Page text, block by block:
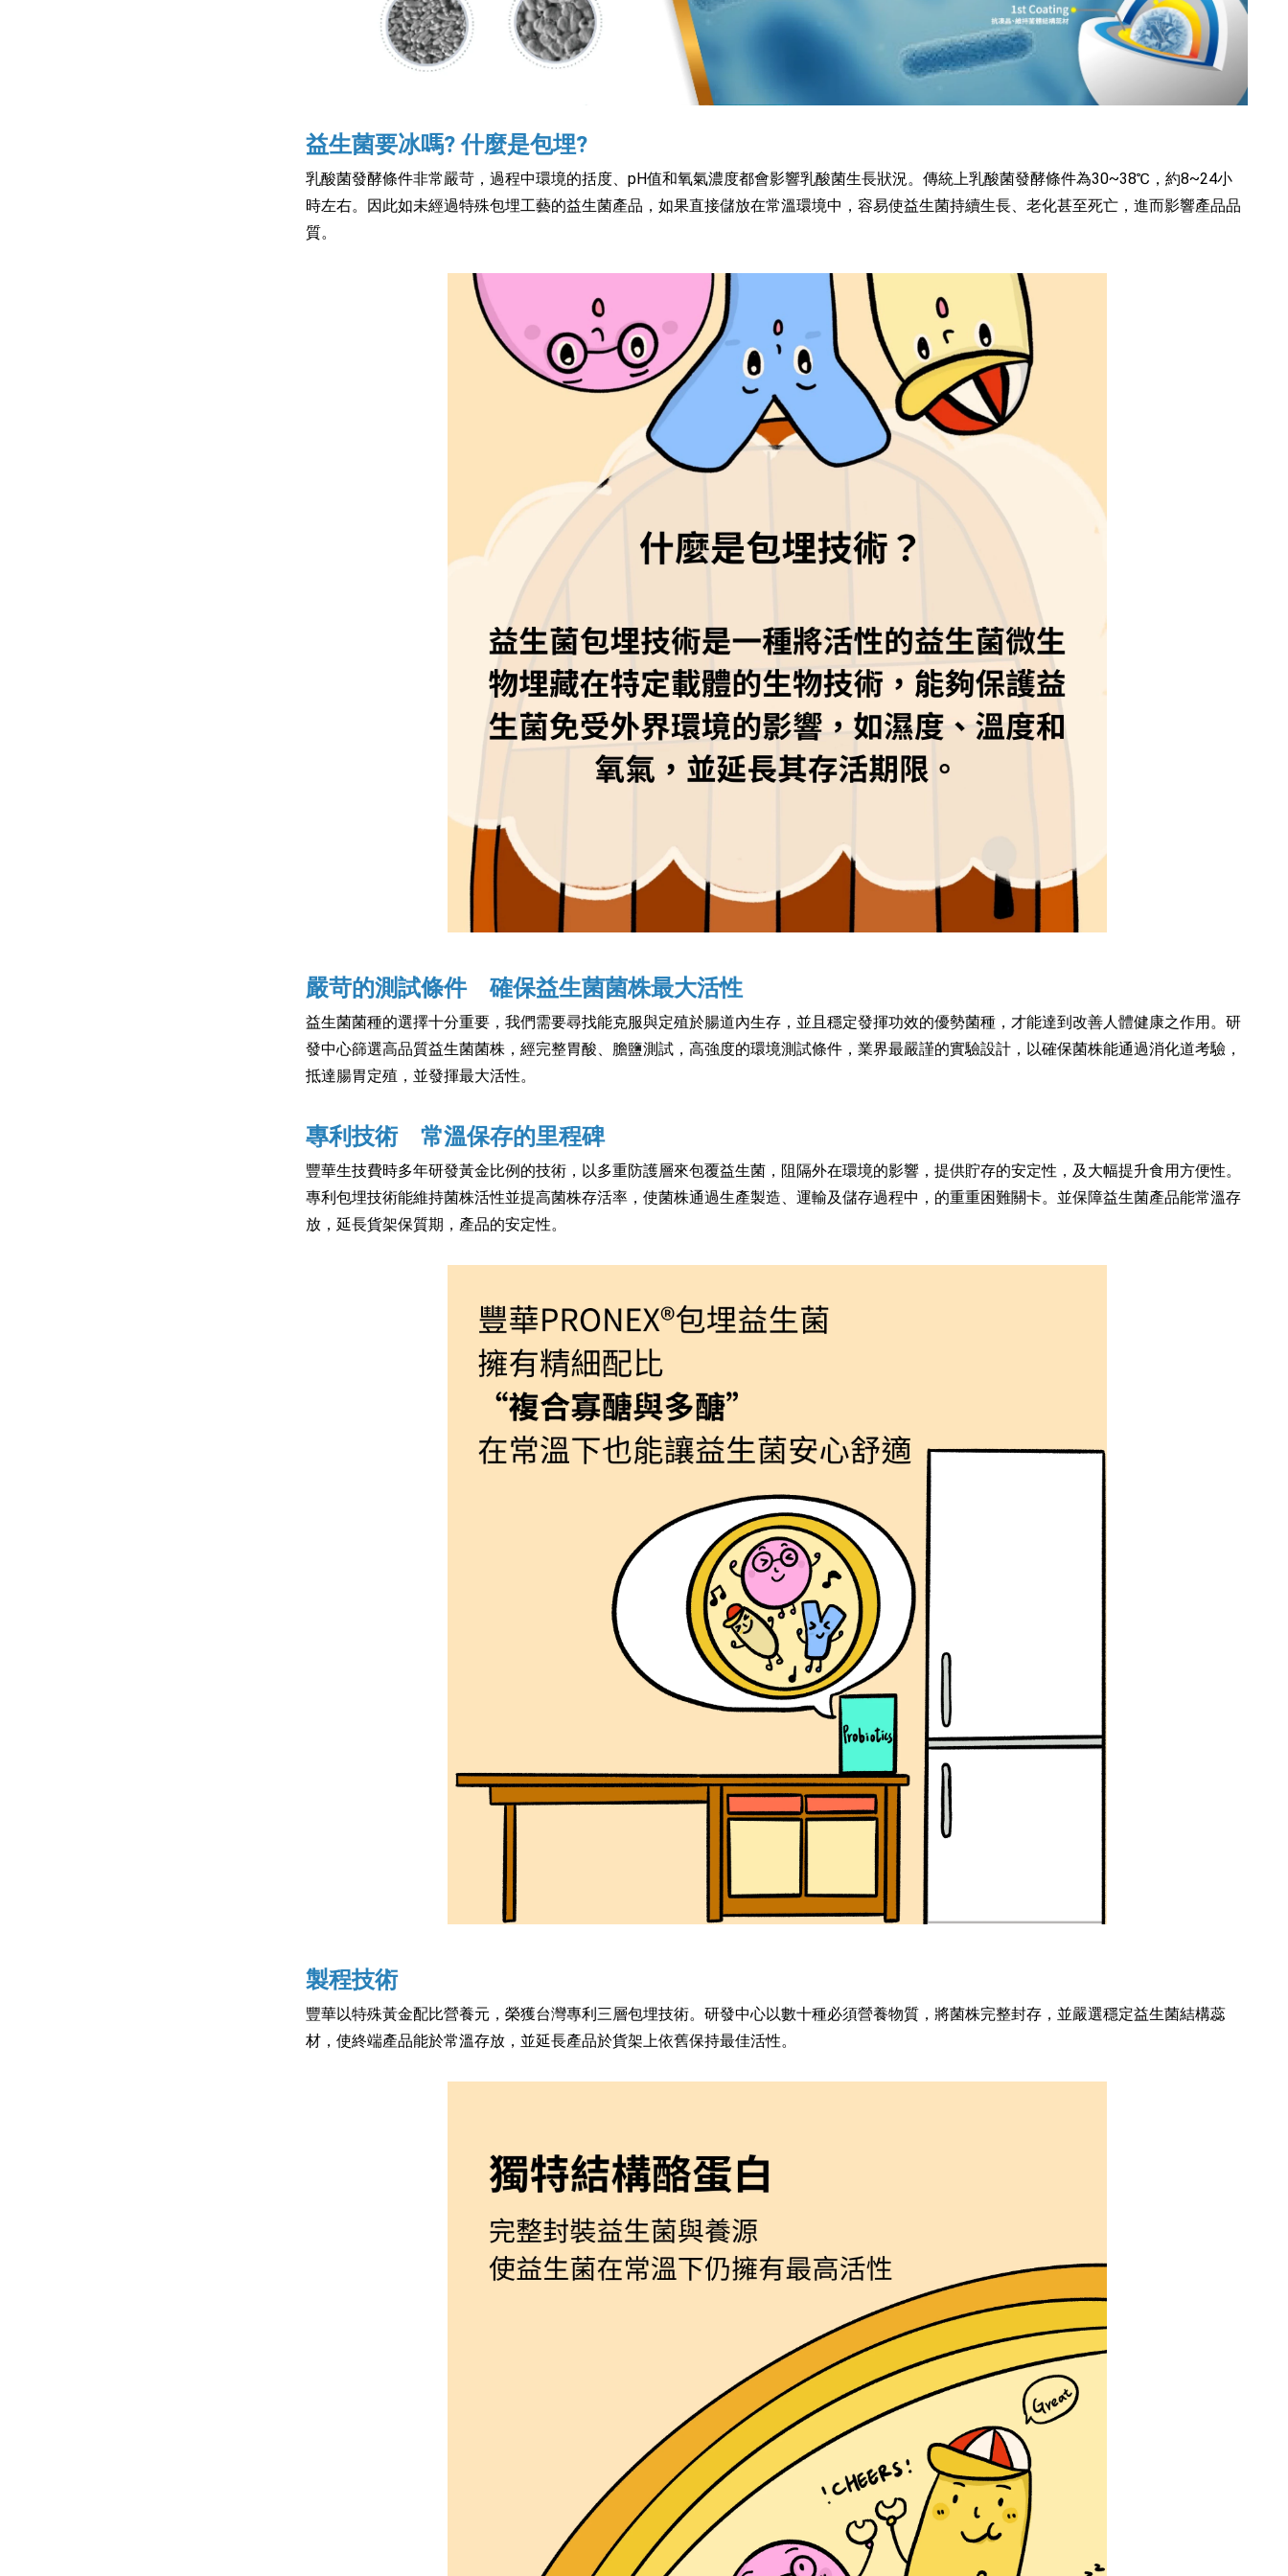
益生菌要冰嗎? 什麼是包埋?
乳酸菌發酵條件非常嚴苛，過程中環境的括度、pH值和氧氣濃度都會影響乳酸菌生長狀況。傳統上乳酸菌發酵條件為30~38℃，約8~24小
時左右。因此如未經過特殊包埋工藝的益生菌產品，如果直接儲放在常溫環境中，容易使益生菌持續生長、老化甚至死亡，進而影響產品品
質。
嚴苛的測試條件 確保益生菌菌株最大活性
益生菌菌種的選擇十分重要，我們需要尋找能克服與定殖於腸道內生存，並且穩定發揮功效的優勢菌種，才能達到改善人體健康之作用。研
發中心篩選高品質益生菌菌株，經完整胃酸、膽鹽測試，高強度的環境測試條件，業界最嚴謹的實驗設計，以確保菌株能通過消化道考驗，
抵達腸胃定殖，並發揮最大活性。
專利技術 常溫保存的里程碑
豐華生技費時多年研發黃金比例的技術，以多重防護層來包覆益生菌，阻隔外在環境的影響，提供貯存的安定性，及大幅提升食用方便性。
專利包埋技術能維持菌株活性並提高菌株存活率，使菌株通過生產製造、運輸及儲存過程中，的重重困難關卡。並保障益生菌產品能常溫存
放，延長貨架保質期，產品的安定性。
製程技術
豐華以特殊黃金配比營養元，榮獲台灣專利三層包埋技術。研發中心以數十種必須營養物質，將菌株完整封存，並嚴選穩定益生菌結構蕊
材，使終端產品能於常溫存放，並延長產品於貨架上依舊保持最佳活性。